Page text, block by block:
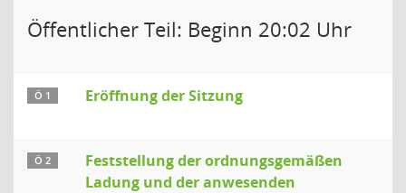
Öffentlicher Teil: Beginn 20:02 Uhr
Ö 1 Eröffnung der Sitzung
Ö 2
Feststellung der ordnungsgemäßen
Ladung und der anwesenden